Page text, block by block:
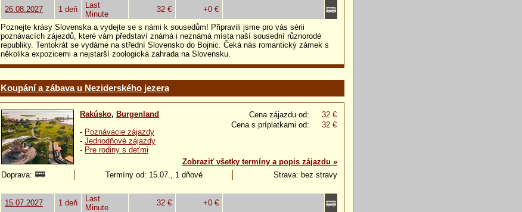
26.08.2027 1 deň
Last
Minute
32 €
+0 €
Poznejte krásy Slovenska a vydejte se s námi k sousedům! Připravili jsme pro vás sérii
poznávacích zájezdů, které vám představí známá i neznámá místa naší sousední různorodé
republiky. Tentokrát se vydáme na střední Slovensko do Bojnic. Čeká nás romantický zámek s
několika expozicemi a nejstarší zoologická zahrada na Slovensku.
Koupání a zábava u Neziderského jezera
Cena zájazdu od:
32 €
Cena s príplatkami od:
32 €
Rakúsko, Burgenland
- Poznávacie zájazdy
- Jednodňové zájazdy
- Pre rodiny s deťmi
Zobraziť všetky termíny a popis zájazdu »
Doprava:
Termíny od: 15.07., 1 dňové Strava: bez stravy
15.07.2027 1 deň
Last
Minute
32 € +0 €